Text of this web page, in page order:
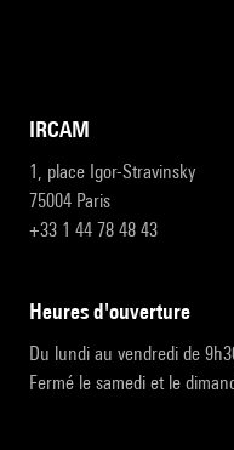
IRCAM
1, place Igor-Stravinsky
75004 Paris
+33 1 44 78 48 43
heures d'ouverture
Du lundi au vendredi de
Fermé le samedi et le